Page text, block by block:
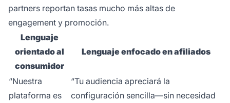
partners reportan tasas mucho más altas de
engagement y promoción.
Lenguaje
orientado al
consumidor
Lenguaje enfocado en afiliados
“Nuestra
plataforma es
“Tu audiencia apreciará la
configuración sencilla—sin necesidad